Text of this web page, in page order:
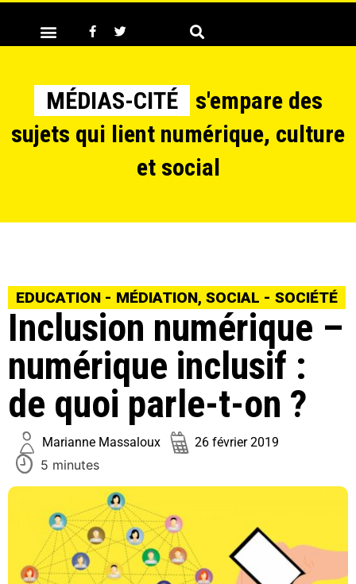
MÉDIAS-CITÉ
s'empare des
sujets qui lient numérique, culture
et social
EDUCATION - MÉDIATION, SOCIAL - SOCIÉTÉ
Inclusion numérique –
numérique inclusif :
de quoi parle-t-on ?
Marianne Massaloux 26 février 2019
5 minutes